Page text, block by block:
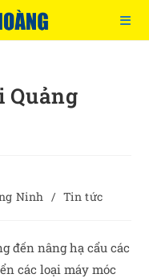
Quảng
Ninh / Tin tức
đến nâng hạ cẩu các
các loại máy móc